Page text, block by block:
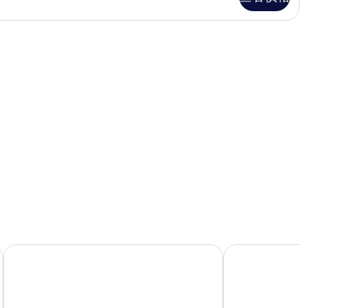
西貢)
舍爾伍德俱樂部飯店 你好西貢 Spa 飯店